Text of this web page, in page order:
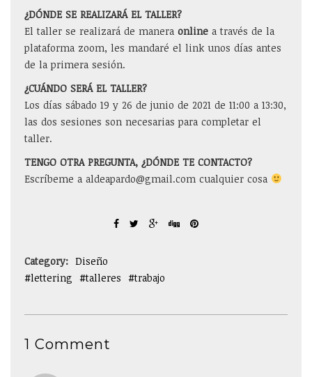
¿DÓNDE SE REALIZARÁ EL TALLER?
El taller se realizará de manera online a través de la
plataforma zoom, les mandaré el link unos días antes
de la primera sesión.
¿CUÁNDO SERÁ EL TALLER?
Los días sábado 19 y 26 de junio de 2021 de 11:00 a 13:30,
las dos sesiones son necesarias para completar el
taller.
TENGO OTRA PREGUNTA, ¿DÓNDE TE CONTACTO?
Escríbeme a aldeapardo@gmail.com cualquier cosa
Category: Diseño
lettering
talleres trabajo
1 Comment